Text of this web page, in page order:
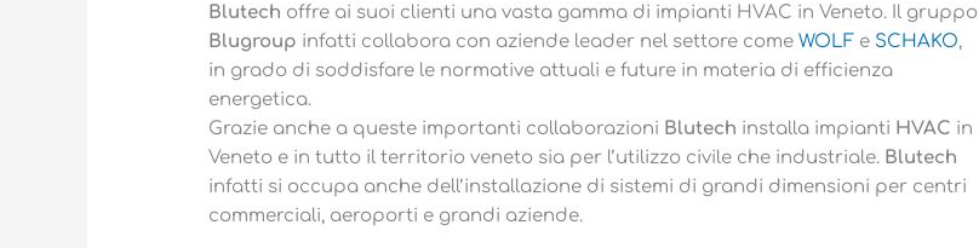
Blutech offre ai suoi clienti una vasta gamma di impianti HVAC in Veneto. Il gruppo
Blugroup infatti collabora con aziende leader nel settore comeWOLF e SCHAKO,
in grado di soddisfare le normative attuali e future in materia di efficienza
energetica.
Grazie anche a queste importanti collaborazioni Blutech installa impianti HVAC in
Veneto e in tutto il territorio veneto sia per l’utilizzo civile che industriale. Blutech
infatti si occupa anche dell’installazione di sistemi di grandi dimensioni per centri
commerciali, aeroporti e grandi aziende.